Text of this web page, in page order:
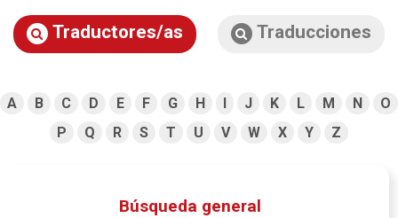
Traductores/as Traducciones
A B C D E F G H I J K L M N
O
P
Q R S T U V W X Y Z
Búsqueda general